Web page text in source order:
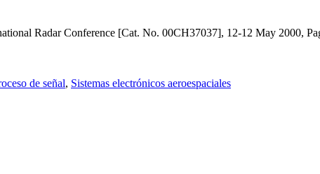
Radar Conference [Cat. No. 00CH37037], 12-12 May 2000,
de señal, Sistemas electrónicos aeroespaciales